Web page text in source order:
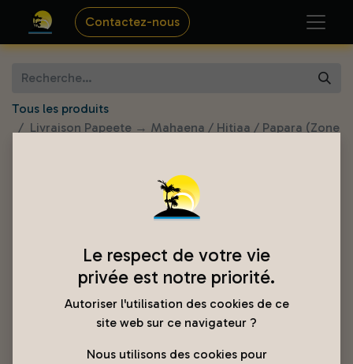
Contactez-nous
Tous les produits
Livraison Papeete → Mahaena / Hitiaa / Papara (Zone
Le respect de votre vie
privée est notre priorité.
Autoriser l'utilisation des cookies de ce
site web sur ce navigateur ?
Nous utilisons des cookies pour